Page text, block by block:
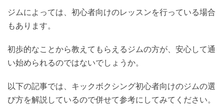
ジムによっては、初心者向けのレッスンを行っている場合
もあります。
初歩的なことから教えてもらえるジムの方が、安心して通
い始められるのではないでしょうか。
以下の記事では、キックボクシング初心者向けのジムの選
び方を解説しているので併せて参考にしてみてください。